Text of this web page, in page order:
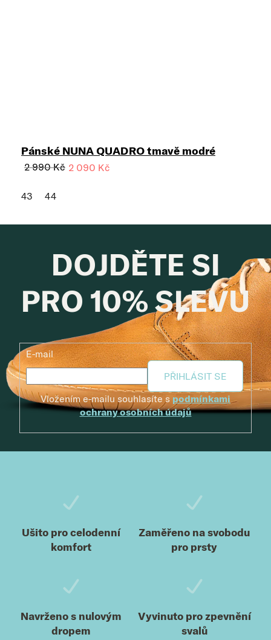
Pánské NUNA QUADRO tmavě modré
2 990 Kč 2 090 Kč
43 44
DOJDĚTE SI
PRO 10% SLEVU
E-mail
PŘIHLÁSIT SE
Vložením e-mailu souhlasíte s podmínkami
ochrany osobních údajů
Ušito pro celodenní
komfort
Zaměřeno na svobodu
pro prsty
Navrženo s nulovým
dropem
Vyvinuto pro zpevnění
svalů